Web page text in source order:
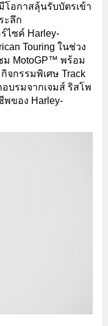
โอกาสลุ้นรับบัตรเข้า
ะลึก
ไซค์ Harley-
Touring ในช่วง
MotoGP™ พร้อม
จกรรมพิเศษ Track
อบรมจากเจมส์ ริสโพ
ของ Harley-